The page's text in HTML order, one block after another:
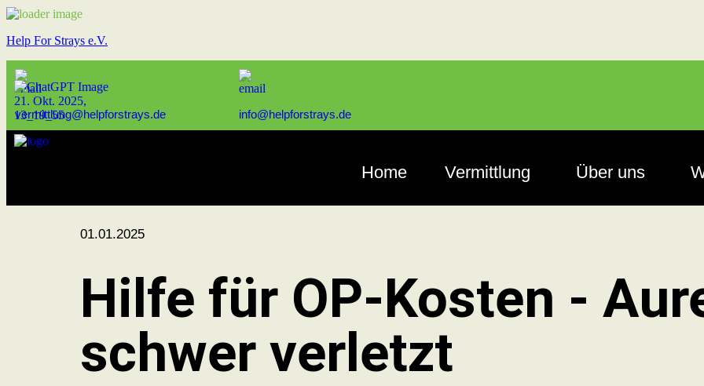
Help For Strays e.V.
vermittlung@helpforstrays.de info@helpforstrays.de
Home Vermittlung Über uns
01.01.2025
Hilfe für OP-Kosten -
schwer verletzt